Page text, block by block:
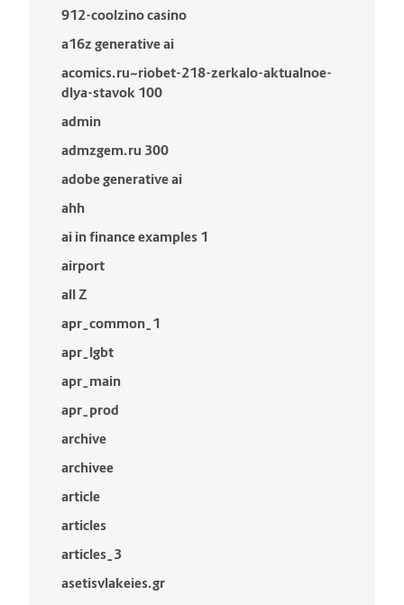
912-coolzino casino
a16z generative ai
acomics.ru~riobet-218-zerkalo-aktualnoe-
dlya-stavok 100
admin
admzgem.ru 300
adobe generative ai
ahh
ai in finance examples 1
airport
all Z
apr_common_1
apr_lgbt
apr_main
apr_prod
archive
archivee
article
articles
articles_3
asetisvlakeies.gr